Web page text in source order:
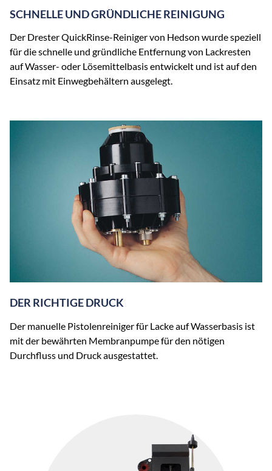
SCHNELLE UND GRÜNDLICHE REINIGUNG
Der Drester QuickRinse-Reiniger von Hedson wurde speziell
für die schnelle und gründliche Entfernung von Lackresten
auf Wasser- oder Lösemittelbasis entwickelt und ist auf den
Einsatz mit Einwegbehältern ausgelegt.
DER RICHTIGE DRUCK
Der manuelle Pistolenreiniger für Lacke auf Wasserbasis ist
mit der bewährten Membranpumpe für den nötigen
Durchfluss und Druck ausgestattet.